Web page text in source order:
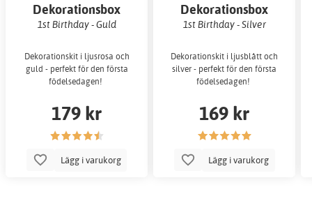
Dekorationsbox
1st Birthday - Guld
Dekorationskit i ljusrosa och
guld - perfekt för den första
födelsedagen!
179 kr
Lägg i varukorg
Dekorationsbox
1st Birthday - Silver
Dekorationskit i ljusblått och
silver - perfekt för den första
födelsedagen!
169 kr
Lägg i varukorg